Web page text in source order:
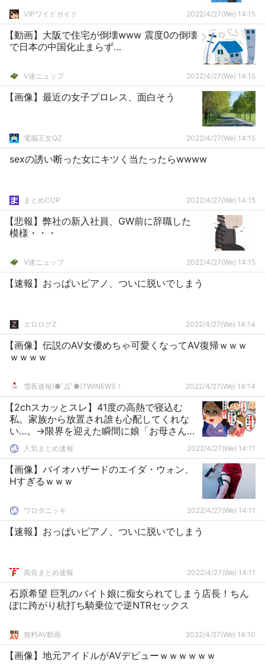
VIPワイドガイド 2022/4/27(We) 14:15
【動画】大阪で住宅が倒壊www 震度0の倒壊
で日本の中国化止まらず…
V速ニュップ 2022/4/27(We) 14:15
【画像】最近の女子プロレス、面白そう
電脳王女QZ 2022/4/27(We) 14:15
sexの誘い断った女にキツく当たったらwwww
まとめCUP 2022/4/27(We) 14:15
【悲報】弊社の新入社員、GW前に辞職した
模様・・・
V速ニュップ 2022/4/27(We) 14:15
【速報】おっぱいピアノ、ついに脱いでしまう
エロログZ 2022/4/27(We) 14:14
【画像】伝説のAV女優めちゃ可愛くなってAV復帰ｗｗｗ
ｗｗｗｗ
雪夜速報(●ﾟДﾟ●)TWINEWS！ 2022/4/27(We) 14:14
【2chスカッとスレ】41度の高熱で寝込む
私。家族から放置され誰も心配してくれな
い…。→限界を迎えた瞬間に娘「お母さんの
気持ちが分からないの？」【ゆっくり】
人気まとめ速報 2022/4/27(We) 14:11
【画像】バイオハザードのエイダ・ウォン、
Hすぎるｗｗｗ
ワロタニッキ 2022/4/27(We) 14:11
【速報】おっぱいピアノ、ついに脱いでしまう
風俗まとめ速報 2022/4/27(We) 14:11
石原希望 巨乳のバイト娘に痴女られてしまう店長！ちん
ぽに跨がり杭打ち騎乗位で逆NTRセックス
無料AV動画 2022/4/27(We) 14:10
【画像】地元アイドルがAVデビューｗｗｗｗｗｗ